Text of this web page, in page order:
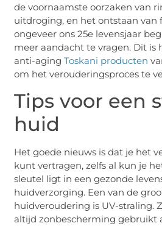
de voornaamste oorzaken van
uitdroging, en het ontstaan van
ongeveer ons 25e levensjaar
meer aandacht te vragen. Dit
anti-agingToskani producten
om het verouderingsproces te
Tips voor een
huid
Het goede nieuws is dat je het
kunt vertragen, zelfs al kun je
sleutel ligt in een gezonde
huidverzorging. Een van de
huidveroudering is UV-straling.
altijd zonbescherming gebruikt